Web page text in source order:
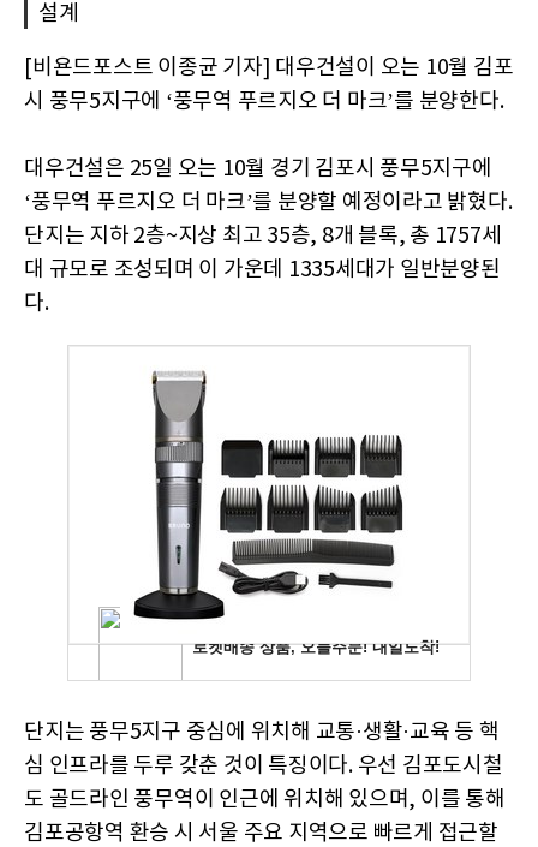
설계
[비욘드포스트 이종균 기자] 대우건설이 오는 10월 김포
시 풍무5지구에 ‘풍무역 푸르지오 더 마크’를 분양한다.
대우건설은 25일 오는 10월 경기 김포시 풍무5지구에
‘풍무역 푸르지오 더 마크’를 분양할 예정이라고 밝혔다.
단지는 지하 2층~지상 최고 35층, 8개 블록, 총 1757세
대 규모로 조성되며 이 가운데 1335세대가 일반분양된
다.
단지는 풍무5지구 중심에 위치해 교통·생활·교육 등 핵
심 인프라를 두루 갖춘 것이 특징이다. 우선 김포도시철
도 골드라인 풍무역이 인근에 위치해 있으며, 이를 통해
김포공항역 환승 시 서울 주요 지역으로 빠르게 접근할